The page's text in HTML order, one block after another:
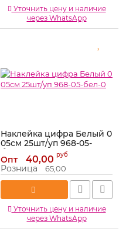
Уточнить цену и наличие
через WhatsApp
Наклейка цифра Белый 0
05см 25шт/уп 968-05-
бел-0
Артикул: 1968-05-бел-0
Опт 40,00 руб
Розница 65,00
Уточнить цену и наличие
через WhatsApp